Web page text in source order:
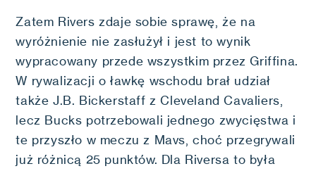
Zatem Rivers zdaje sobie sprawę, że na
wyróżnienie nie zasłużył i jest to wynik
wypracowany przede wszystkim przez Griffina.
W rywalizacji o ławkę wschodu brał udział
także J.B. Bickerstaff z Cleveland Cavaliers,
lecz Bucks potrzebowali jednego zwycięstwa i
te przyszło w meczu z Mavs, choć przegrywali
już różnicą 25 punktów. Dla Riversa to była